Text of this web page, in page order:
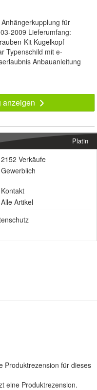
für
2009 Lieferumfang:
Kit Kugelkopf
Typenschild mit e-
Anbauanleitung
anzeigen
Platin
2152 Verkäufe
Gewerblich
Kontakt
Alle Artikel
Produktrezension für dieses
eine Produktrezension.